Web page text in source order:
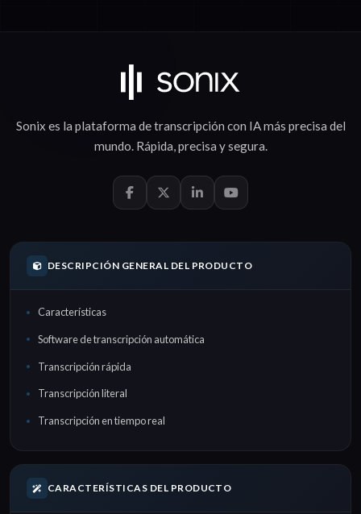
Sonix es la plataforma detranscripción con IAmás precisa del
mundo. Rápida,precisa ysegura.
DESCRIPCIÓN GENERAL DEL PRODUCTO
Características
Software de transcripción automática
Transcripción rápida
Transcripción literal
Transcripción en tiempo real
CARACTERÍSTICAS DEL PRODUCTO